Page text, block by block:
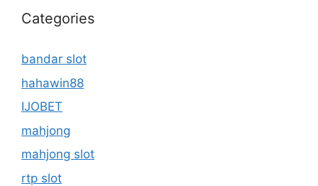
Categories
bandar slot
hahawin88
IJOBET
mahjong
mahjong slot
rtp slot